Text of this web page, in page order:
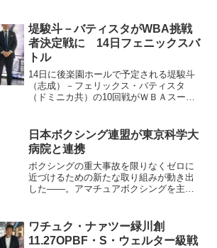
ンタム級４団体統...
堤駿斗－バティスタがWBA挑戦
者決定戦に 14日フェニックスバ
トル
14日に後楽園ホールで予定される堤駿斗
（志成）－フェリックス・バティスタ
（ドミニカ共）の10回戦がＷＢＡスーパ
当日は「Lemino BOXING PHOENIX
BA...
日本ボクシング連盟が東京科学大
病院と連携
ボクシングの重大事故を限りなくゼロに
近づけるための新たな取り組みが動き出
した――。アマチュアボクシングを主管
長）が21日都内で記者会見を開き、ボク
シングに関する「医療連携お...
ワチュク・ナァツー緑川創
11.27OPBF・S・ウェルター級戦